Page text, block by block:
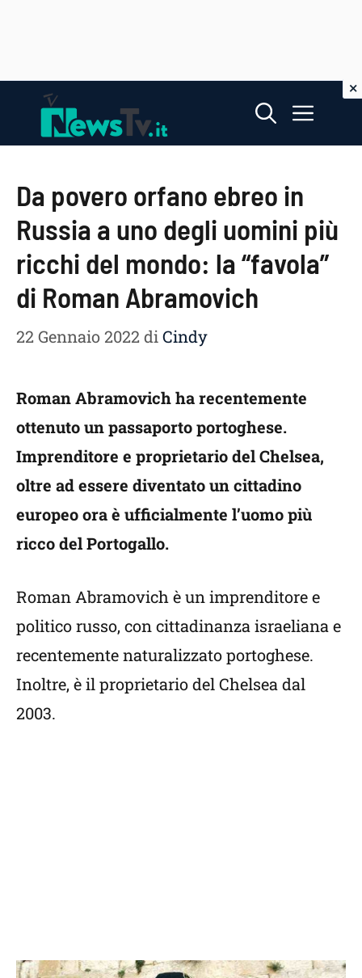
contenuto
Menu
Da povero orfano ebreo in
Russia a uno degli uomini più
ricchi del mondo: la “favola”
di Roman Abramovich
22 Gennaio 2022diCindy
Roman Abramovich ha recentemente
ottenuto un passaporto portoghese.
Imprenditore e proprietario del Chelsea,
oltre ad essere diventato un cittadino
europeo ora è ufficialmente l’uomo più
ricco del Portogallo.
Roman Abramovich è un imprenditore e
politico russo, con cittadinanza israeliana e
recentemente naturalizzato portoghese.
Inoltre, è il proprietario del Chelsea dal
2003.